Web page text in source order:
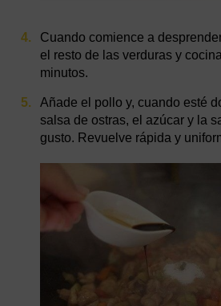
Cuando comience a
el resto de las verduras y
minutos.
Añade el pollo y, cuando esté
salsa de ostras, el azúcar y la
gusto. Revuelve rápida y